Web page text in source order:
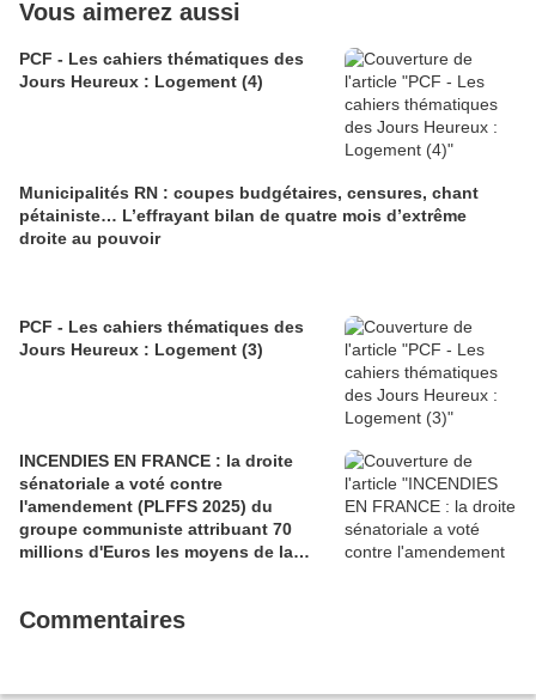
Vous aimerez aussi
PCF - Les cahiers thématiques des
Jours Heureux : Logement (4)
Municipalités RN : coupes budgétaires, censures, chant
pétainiste… L’effrayant bilan de quatre mois d’extrême
droite au pouvoir
PCF - Les cahiers thématiques des
Jours Heureux : Logement (3)
INCENDIES EN FRANCE : la droite
sénatoriale a voté contre
l'amendement (PLFFS 2025) du
groupe communiste attribuant 70
millions d'Euros les moyens de la
Commentaires